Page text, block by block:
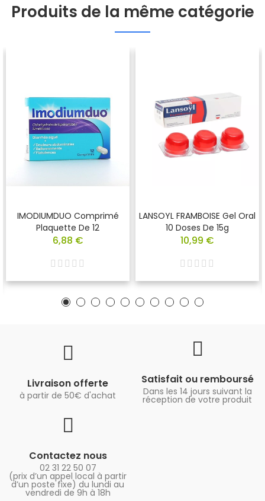
Produits de la même catégorie
IMODIUMDUO Comprimé
Plaquette De 12
6,88 €
LANSOYL FRAMBOISE Gel Oral
10 Doses De 15g
10,99 €
Livraison offerte
à partir de 50€ d'achat
Satisfait ou remboursé
Dans les 14 jours suivant la
réception de votre produit
Contactez nous
02 31 22 50 07
(prix d’un appel local à partir
d’un poste fixe) du lundi au
vendredi de 9h à 18h